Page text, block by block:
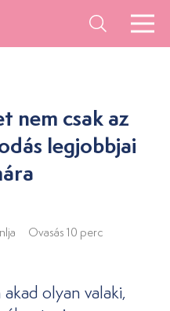
nem csak az
legjobbjai
Ovasás 10 perc
olyan valaki,